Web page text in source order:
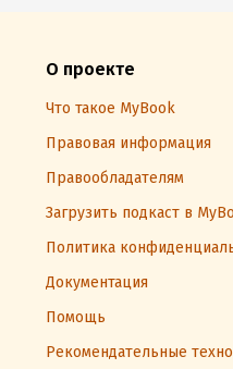
О проекте
Что такое MyBook
Правовая информация
Правообладателям
Загрузить подкаст в
Политика
Документация
Помощь
Рекомендательные